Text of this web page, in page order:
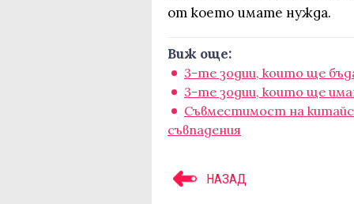
от което имате нужда.
Виж още:
3-те зодии, които ще
3-те зодии, които ще
Съвместимост на
съвпадения
НАЗАД